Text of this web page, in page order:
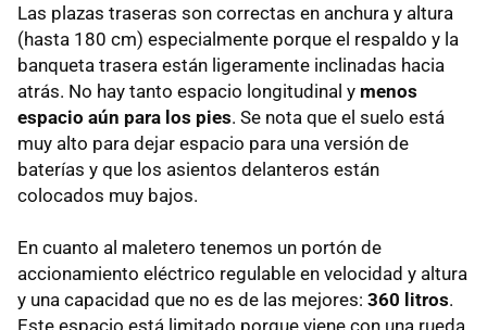
Las plazas traseras son correctas en anchura y altura
(hasta 180 cm) especialmente porque el respaldo y la
banqueta trasera están ligeramente inclinadas hacia
atrás. No hay tanto espacio longitudinal y menos
espacio aún para los pies. Se nota que el suelo está
muy alto para dejar espacio para una versión de
baterías y que los asientos delanteros están
colocados muy bajos.
En cuanto al maletero tenemos un portón de
accionamiento eléctrico regulable en velocidad y altura
y una capacidad que no es de las mejores: 360 litros.
Este espacio está limitado porque viene con una rueda